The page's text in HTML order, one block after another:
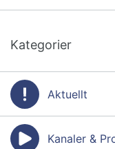
Kategorier
Aktuellt
Kanaler &